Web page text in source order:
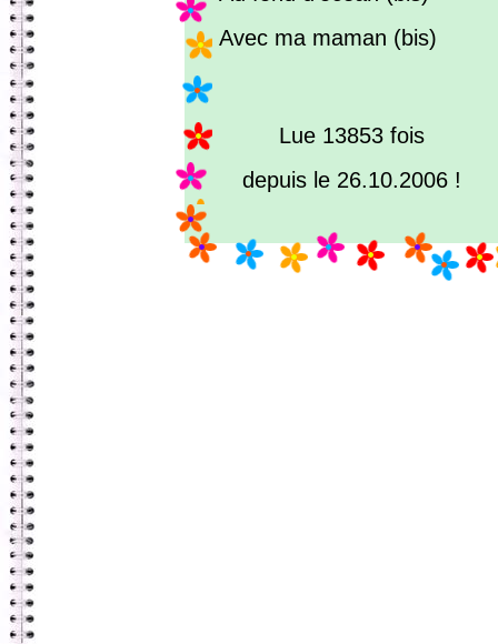
Avec ma maman (bis)
Lue 13853 fois
depuis le 26.10.2006 !